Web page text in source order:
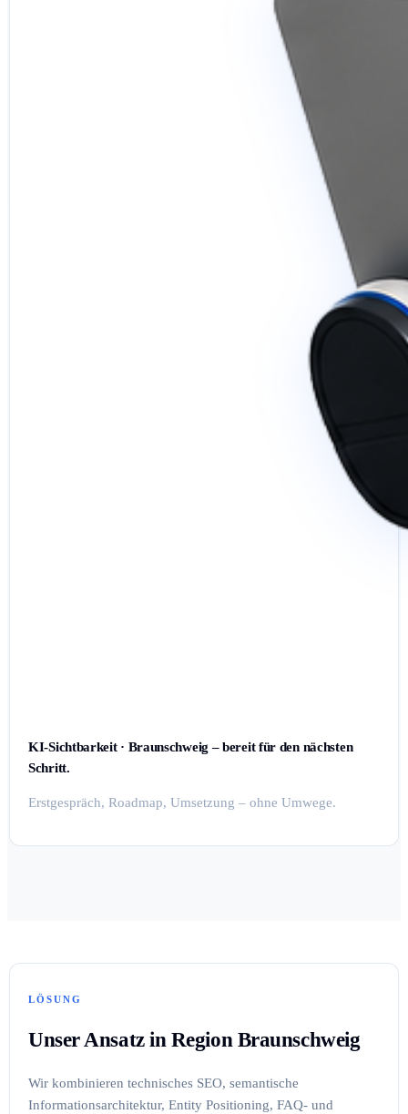
KI-Sichtbarkeit · Braunschweig – bereit für den nächsten
Schritt.
Erstgespräch, Roadmap, Umsetzung – ohne Umwege.
LÖSUNG
Unser Ansatz in Region Braunschweig
Wir kombinieren technisches SEO, semantische
Informationsarchitektur, Entity Positioning, FAQ- und